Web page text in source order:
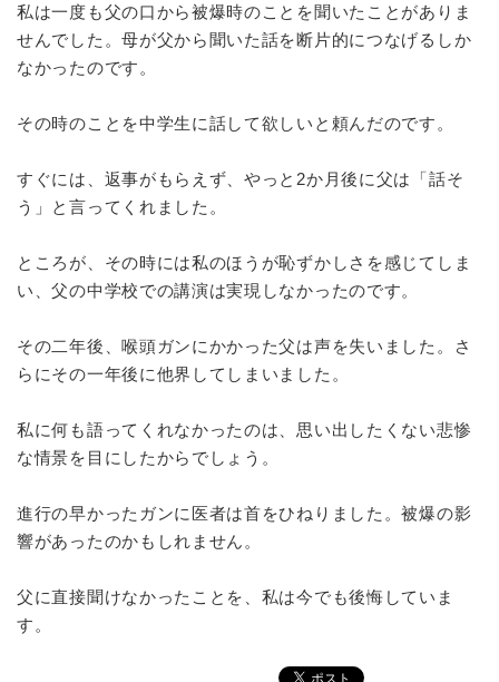
私は一度も父の口から被爆時のことを聞いたことがありま
せんでした。母が父から聞いた話を断片的につなげるしか
なかったのです。
その時のことを中学生に話して欲しいと頼んだのです。
すぐには、返事がもらえず、やっと2か月後に父は「話そ
う」と言ってくれました。
ところが、その時には私のほうが恥ずかしさを感じてしま
い、父の中学校での講演は実現しなかったのです。
その二年後、喉頭ガンにかかった父は声を失いました。さ
らにその一年後に他界してしまいました。
私に何も語ってくれなかったのは、思い出したくない悲惨
な情景を目にしたからでしょう。
進行の早かったガンに医者は首をひねりました。被爆の影
響があったのかもしれません。
父に直接聞けなかったことを、私は今でも後悔していま
す。